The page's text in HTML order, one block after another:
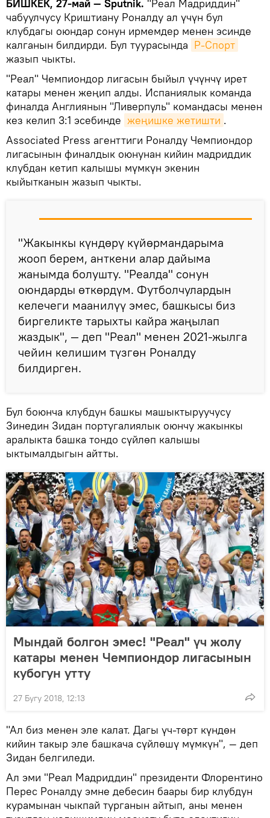
БИШКЕК, 27-май — Sputnik. "Реал Мадриддин"
чабуулчусу Криштиану Роналду ал үчүн бул
клубдагы оюндар сонун ирмемдер менен эсинде
калганын билдирди. Бул туурасында Р-Спорт
жазып чыкты.
"Реал" Чемпиондор лигасын быйыл үчүнчү ирет
катары менен жеңип алды. Испаниялык команда
финалда Англиянын "Ливерпуль" командасы менен
кез келип 3:1 эсебинде жеңишке жетишти .
Associated Press агенттиги Роналду Чемпиондор
лигасынын финалдык оюнунан кийин мадриддик
клубдан кетип калышы мүмкүн экенин
кыйытканын жазып чыкты.
"Жакынкы күндөрү күйөрмандарыма
жооп берем, анткени алар дайыма
жанымда болушту. "Реалда" сонун
оюндарды өткөрдүм. Футболчулардын
келечеги маанилүү эмес, башкысы биз
биргеликте тарыхты кайра жаңылап
жаздык", — деп "Реал" менен 2021-жылга
чейин келишим түзгөн Роналду
билдирген.
Бул боюнча клубдун башкы машыктыруучусу
Зинедин Зидан португалиялык оюнчу жакынкы
аралыкта башка тондо сүйлөп калышы
ыктымалдыгын айтты.
Мындай болгон эмес! "Реал" үч жолу
катары менен Чемпиондор лигасынын
кубогун утту
27 Бугу 2018, 12:13
"Ал биз менен эле калат. Дагы үч-төрт күндөн
кийин такыр эле башкача сүйлөшү мүмкүн", — деп
Зидан белгиледи.
Ал эми "Реал Мадриддин" президенти Флорентино
Перес Роналду эмне дебесин баары бир клубдун
курамынан чыкпай турганын айтып, аны менен